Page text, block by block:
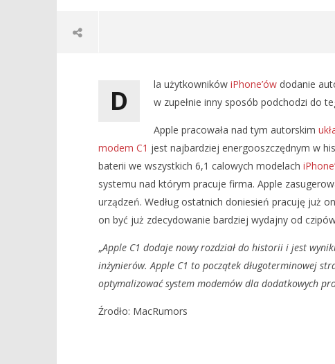
NOW VIEWING
FIRMA APPLE DODA AUTORSKIE
UKŁADY 5G TAKŻE DO INNYCH
marca
Mateusz
Bauman
DOSTĘPNA
PREZENTUJĄCA
9
marca
Mateusz
D la użytkowników iPhone’ówdodanie
w zupełnie inny sposób podchodzi do
Apple pracowała nad tym autorskim
modem C1 jest najbardziej energooszczędnym w
baterii we wszystkich 6,1 calowych modelach
systemu nad którym pracuje firma. Apple
urządzeń. Według ostatnich doniesień pracuję już
on być już zdecydowanie bardziej wydajny od
„Apple C1 dodaje nowy rozdział do historii i jest
inżynierów. Apple C1 to początek długoterminowej
optymalizować system modemów dla dodatkowych
Źrodło: MacRumors